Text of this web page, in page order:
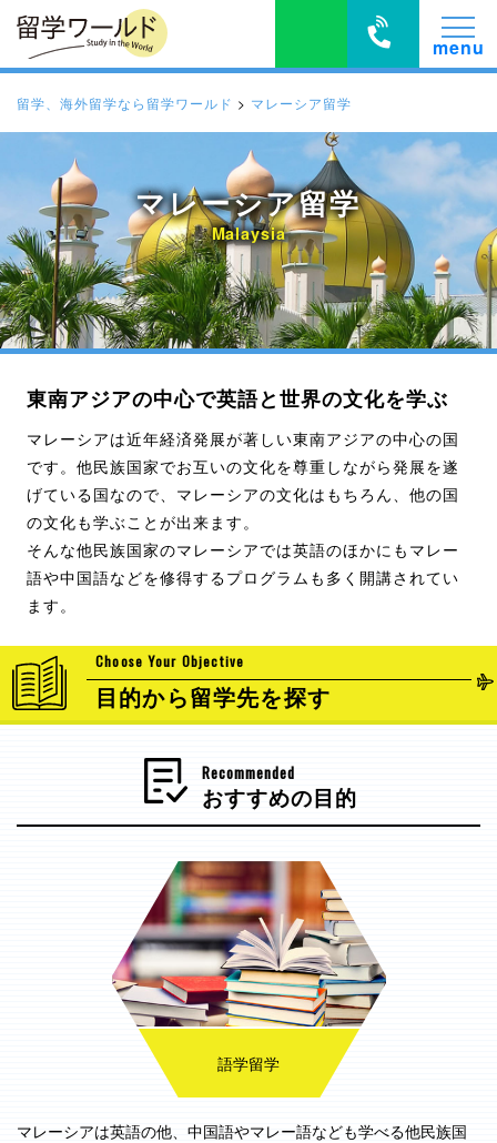
留学、海外留学なら留学ワールド > マレーシア留学
マレーシア留学
Malaysia
東南アジアの中心で英語と世界の文化を学ぶ
マレーシアは近年経済発展が著しい東南アジアの中心の国
です。他民族国家でお互いの文化を尊重しながら発展を遂
げている国なので、マレーシアの文化はもちろん、他の国
の文化も学ぶことが出来ます。
そんな他民族国家のマレーシアでは英語のほかにもマレー
語や中国語などを修得するプログラムも多く開講されてい
ます。
Choose Your Objective
目的から留学先を探す
Recommended
おすすめの目的
語学留学
マレーシアは英語の他、中国語やマレー語なども学べる他民族国